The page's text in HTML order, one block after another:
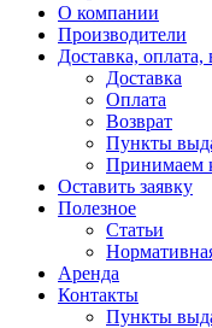
О компании
Производители
Доставка, оплата,
Доставка
Оплата
Возврат
Пункты
Принимаем
Оставить заявку
Полезное
Статьи
Аренда
Контакты
Пункты